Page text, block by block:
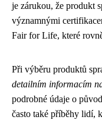
je zárukou, že produkt
významnými
Fair for Life, které
Při výběru produktů
detailním informacím
podrobné údaje o
často také příběhy lidí,